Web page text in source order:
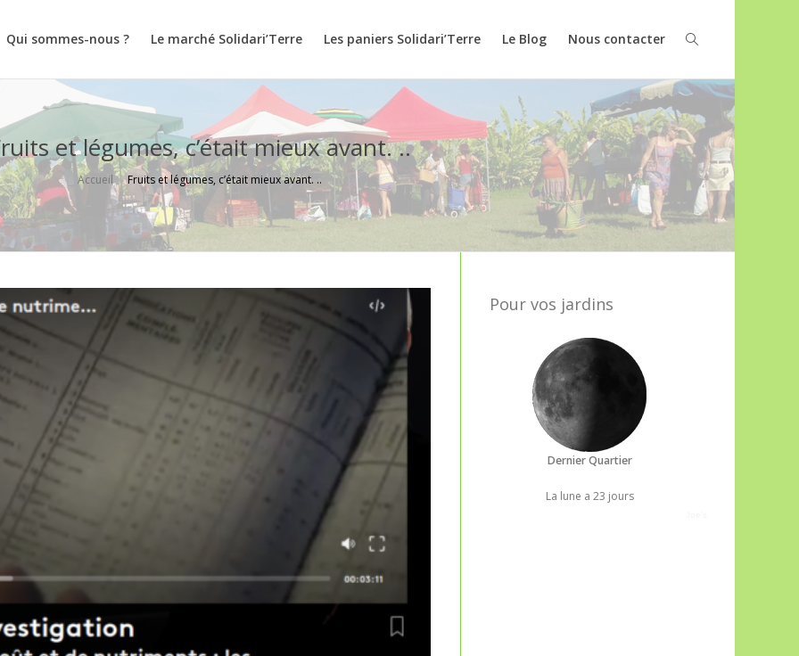
Qui sommes-nous ? Le marché Solidari’Terre Les paniers Solidari’Terre Le Blog Nous contacter
et légumes, c’était mieux avant. ..
Accueil Fruits et légumes, c’était mieux avant. ..
Pour vos jardins
Dernier Quartier
La lune a 23 jours